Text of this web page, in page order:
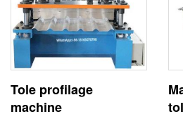
Tole profilage
machine